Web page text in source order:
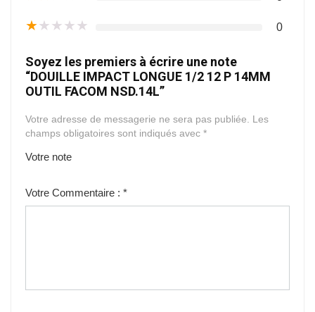
★★★★★ 0
Soyez les premiers à écrire une note
“DOUILLE IMPACT LONGUE 1/2 12 P 14MM
OUTIL FACOM NSD.14L”
Votre adresse de messagerie ne sera pas publiée. Les
champs obligatoires sont indiqués avec *
Votre note
Votre Commentaire : *